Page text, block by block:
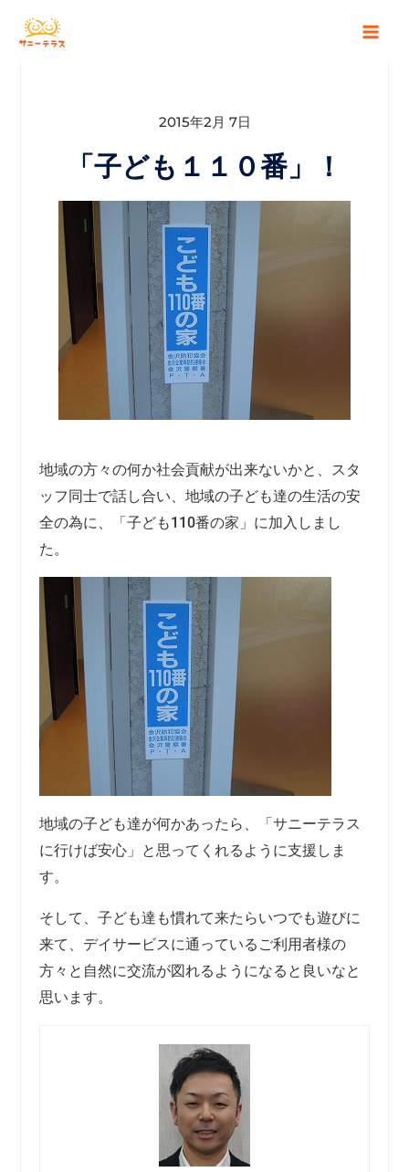
2015年2月 7日
「子ども１１０番」！
地域の方々の何か社会貢献が出来ないかと、スタ
ッフ同士で話し合い、地域の子ども達の生活の安
全の為に、「子ども110番の家」に加入しまし
た。
地域の子ども達が何かあったら、「サニーテラス
に行けば安心」と思ってくれるように支援しま
す。
そして、子ども達も慣れて来たらいつでも遊びに
来て、デイサービスに通っているご利用者様の
方々と自然に交流が図れるようになると良いなと
思います。